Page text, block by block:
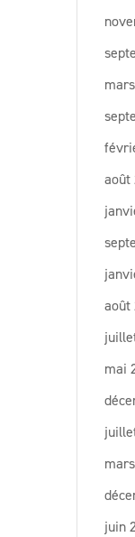
août
août
mai
juin